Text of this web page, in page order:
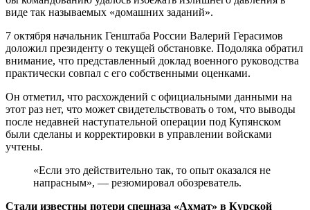
виде так называемых «домашних заданий».
7 октября начальник Генштаба России Валерий Герасимов
доложил президенту о текущей обстановке. Подоляка обратил
внимание, что представленный доклад военного руководства
практически совпал с его собственными оценками.
Он отметил, что расхождений с официальными данными на
этот раз нет, что может свидетельствовать о том, что выводы
после недавней наступательной операции под Купянском
были сделаны и корректировки в управлении войсками
учтены.
«Если это действительно так, то опыт оказался не
напрасным», — резюмировал обозреватель.
Стали известны потери спецназа «Ахмат» в Курской